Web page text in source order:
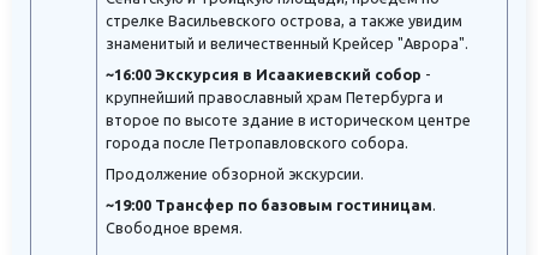
стрелке Васильевского острова, а также увидим
знаменитый и величественный Крейсер "Аврора".
~16:00 Экскурсия в Исаакиевский собор -
крупнейший православный храм Петербурга и
второе по высоте здание в историческом центре
города после Петропавловского собора.
Продолжение обзорной экскурсии.
~19:00 Трансфер по базовым гостиницам.
Свободное время.